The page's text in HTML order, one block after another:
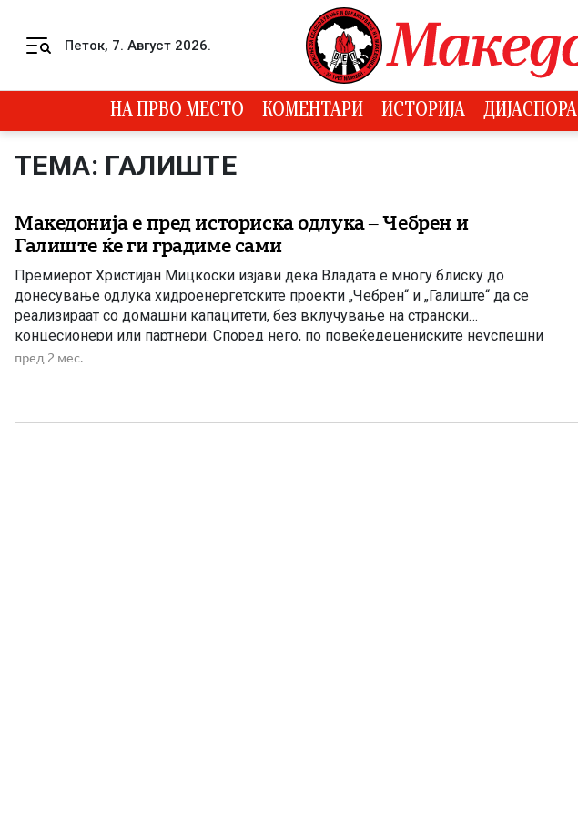
Петок, 7. Август 2026.
НА ПРВО МЕСТО КОМЕНТАРИ ИСТОРИЈА ДИЈАСПОРА
ТЕМА: ГАЛИШТЕ
Македонија е пред историска одлука – Чебрен и
Галиште ќе ги градиме сами
Премиерот Христијан Мицкоски изјави дека Владата е многу блиску до
донесување одлука хидроенергетските проекти „Чебрен“ и „Галиште“ да се
реализираат со домашни капацитети, без вклучување на странски
концесионери или партнери. Според него, по повеќедецениските неуспешни
обиди за избор на стратешки инвеститор, државата располага со доволно
пред 2 мес.